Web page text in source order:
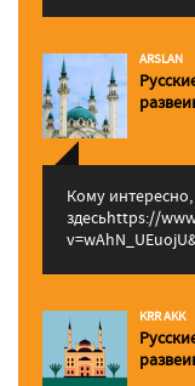
ARSLAN
Кому
здесьhttps://
KRR AKK